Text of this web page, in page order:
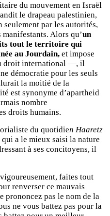
du mouvement en Israël
le drapeau palestinien,
par les autorités,
Alors qu’un
tout le territoire qui
au Jourdain, et impose
droit international —, il
démocratie pour les seuls
la moitié de la
est synonyme d’apartheid
nombre
droits humains.
du quotidien Haaretz
qui a le mieux saisi la nature
à ses concitoyens, il
faites tout
renverser ce mauvais
prononcez pas le nom de la
ne vous battez pas pour la